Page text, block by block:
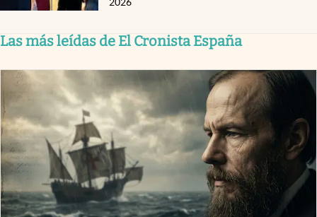
Las más leídas de El Cronista España